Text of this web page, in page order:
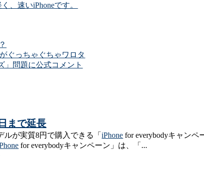
、速いiPhoneです。
ぐっちゃぐちゃワロタ
」問題に公式コメント
まで延長
ルが実質8円で購入できる「iPhone for everybodyキャンペ
for everybodyキャンペーン」は、「...